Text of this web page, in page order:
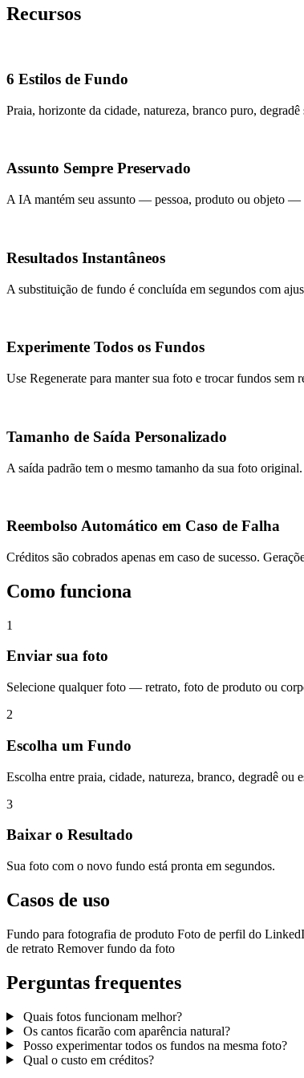
Recursos
6 Estilos de Fundo
Praia, horizonte da cidade, natureza, branco puro,
Assunto Sempre Preservado
A IA mantém seu assunto — pessoa, produto ou objeto —
Resultados Instantâneos
A substituição de fundo é concluída em segundos com
Experimente Todos os Fundos
Use Regenerate para manter sua foto e trocar fundos sem
Tamanho de Saída Personalizado
A saída padrão tem o mesmo tamanho da sua foto
Reembolso Automático em Caso de Falha
Créditos são cobrados apenas em caso de sucesso.
Como funciona
1
Enviar sua foto
Selecione qualquer foto — retrato, foto de produto ou
2
Escolha um Fundo
Escolha entre praia, cidade, natureza, branco, degradê ou
3
Baixar o Resultado
Sua foto com o novo fundo está pronta em segundos.
Casos de uso
Fundo para fotografia de produto Foto de perfil do
de retrato Remover fundo da foto
Perguntas frequentes
Quais fotos funcionam melhor?
Os cantos ficarão com aparência natural?
Posso experimentar todos os fundos na mesma foto?
Qual o custo em créditos?